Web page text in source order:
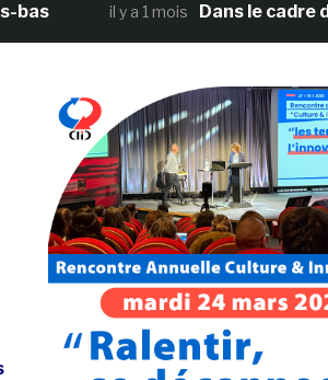
il y a 1 mois Dans le cadre de